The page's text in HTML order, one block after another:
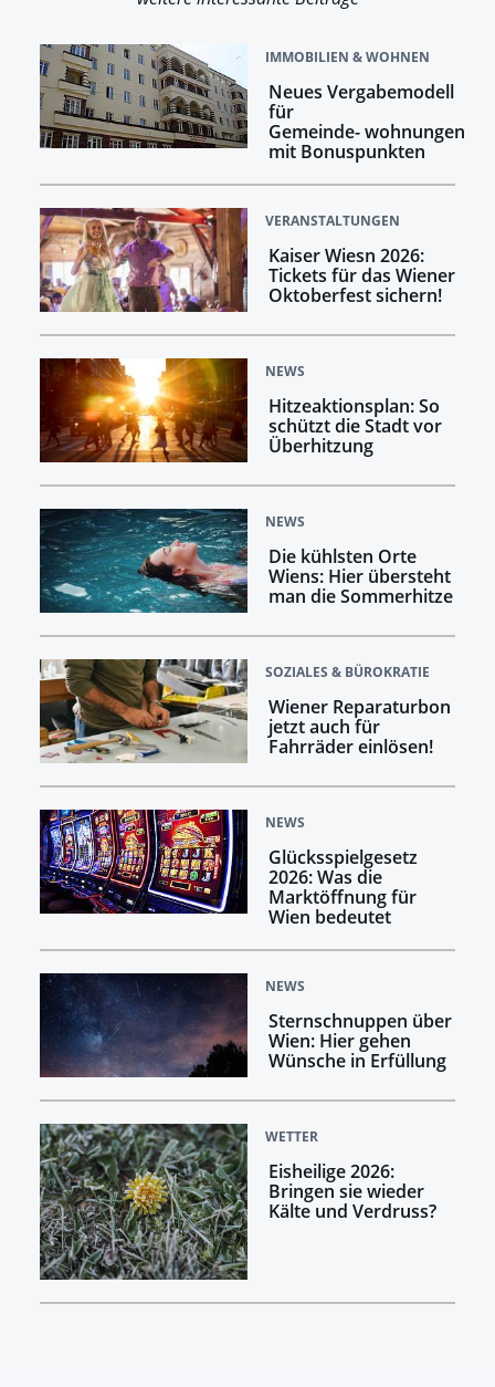
IMMOBILIEN & WOHNEN
Neues Vergabemodell
für
Gemeinde- wohnungen
mit Bonuspunkten
VERANSTALTUNGEN
Kaiser Wiesn 2026:
Tickets für das Wiener
Oktoberfest sichern!
NEWS
Hitzeaktionsplan: So
schützt die Stadt vor
Überhitzung
NEWS
Die kühlsten Orte
Wiens: Hier übersteht
man die Sommerhitze
SOZIALES & BÜROKRATIE
Wiener Reparaturbon
jetzt auch für
Fahrräder einlösen!
NEWS
Glücksspielgesetz
2026: Was die
Marktöffnung für
Wien bedeutet
NEWS
Sternschnuppen über
Wien: Hier gehen
Wünsche in Erfüllung
WETTER
Eisheilige 2026:
Bringen sie wieder
Kälte und Verdruss?